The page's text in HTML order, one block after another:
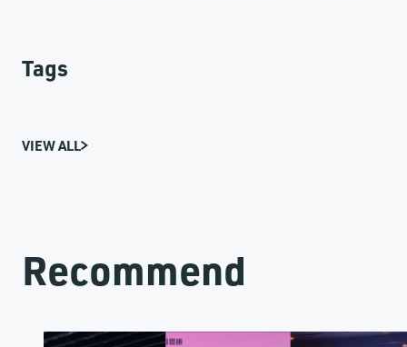
Tags
VIEW ALL
Recommend